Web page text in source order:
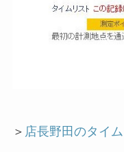
＞ 店長野田のタイ